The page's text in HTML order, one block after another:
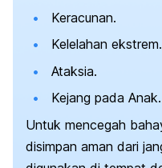
Keracunan.
Kelelahan ekstrem.
Ataksia.
Kejang pada Anak.
Untuk mencegah
disimpan aman dari